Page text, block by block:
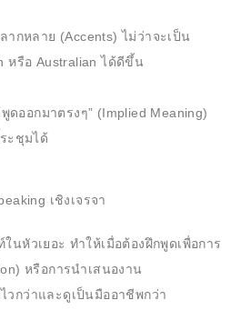
ากหลาย (Accents) ไม่ว่าจะเป็น
หรือ Australian ได้ดีขึ้น
ดออกมาตรงๆ” (Implied Meaning)
ะชุมได้
เชิงเจรจา
หัวเยอะ ทำให้เมื่อต้องฝึกพูดเพื่อการ
หรือการนำเสนองาน
วกว่าและดูเป็นมืออาชีพกว่า